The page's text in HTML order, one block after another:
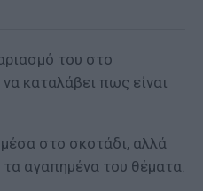
του στο
καταλάβει πως είναι
στο σκοτάδι, αλλά
τα αγαπημένα του θέματα.